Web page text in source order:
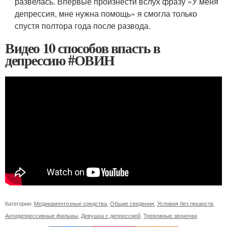
депрессия, мне нужна помощь» я смогла только
спустя полтора года после развода.
Видео 10 способов впасть в
депрессию #ОВИН
Категории: Медикаментозные средства Общие сведения Условия без лекарств
Антидепрессивные фильмы Девушка с депрессией Тревожные звоночки